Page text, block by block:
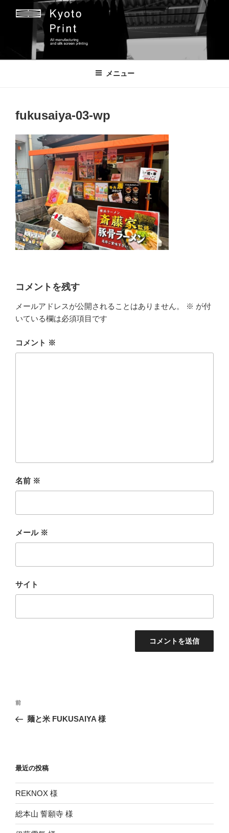
京都プリント
京都市のオリジナルプリント会社
メニュー
fukusaiya-03-wp
コメントを残す
メールアドレスが公開されることはありません。 ※ が付
いている欄は必須項目です
コメント ※
名前 ※
メール ※
サイト
投
ナ
ー
シ
ョ
ン
前
の
前
麺と米 FUKUSAIYA 様
最近の投稿
REKNOX 様
総本山 誓願寺 様